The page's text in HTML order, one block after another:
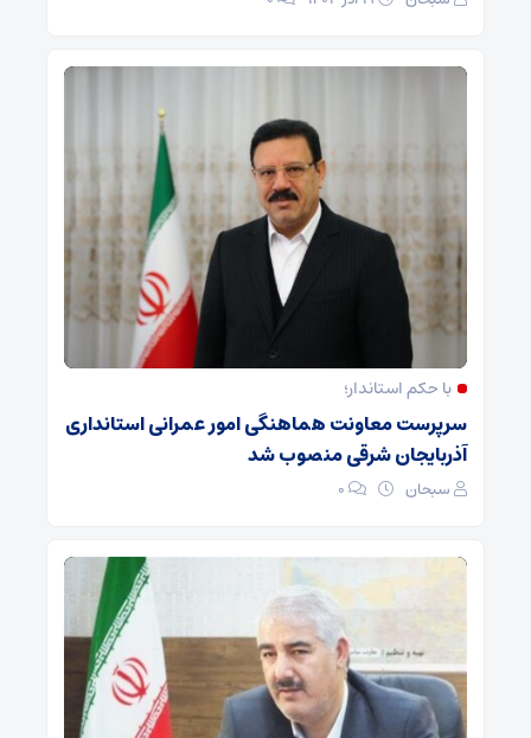
با حکم استاندار؛
سرپرست معاونت هماهنگی امور عمرانی استانداری
آذربایجان شرقی منصوب شد
سبحان ۰